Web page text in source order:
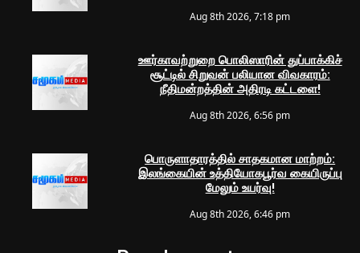
Aug 8th 2026, 7:18 pm
ஊர்காவற்றுறை பொலிஸாரின் துப்பாக்கிச்
சூட்டில் சிறுவன் பலியான விவகாரம்:
நீதிமன்றத்தின் அதிரடி கட்டளை!
Aug 8th 2026, 6:56 pm
பொருளாதாரத்தில் சாதகமான மாற்றம்:
இலங்கையின் உத்தியோகபூர்வ கையிருப்பு
மேலும் உயர்வு!
Aug 8th 2026, 6:46 pm